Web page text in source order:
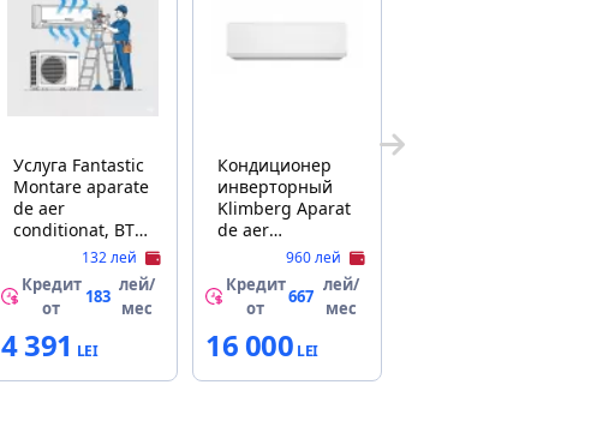
Услуга Fantastic
Montare aparate
de aer
conditionat, BTU
18000-24000
132 лей
Кредит
от
183
лей/
мес
4 391
Кондиционер
инверторный
Klimberg Aparat
de aer
conditionat
Klimberg
A+++Invertor
KBP-24/EU
960 лей
Кредит
от
667
лей/
мес
16 000